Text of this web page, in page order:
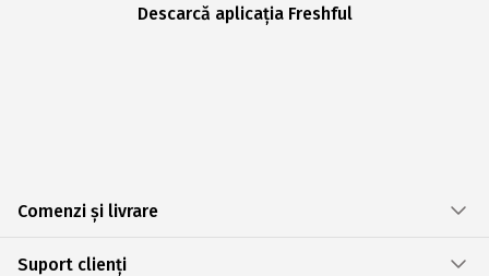
Descarcă aplicația Freshful
Comenzi și livrare
Suport clienți